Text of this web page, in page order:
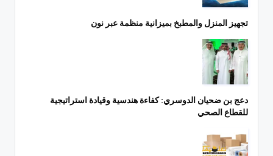
تجهيز المنزل والمطبخ بميزانية منظمة عبر نون
دعج بن ضحيان الدوسري: كفاءة هندسية وقيادة استراتيجية
للقطاع الصحي